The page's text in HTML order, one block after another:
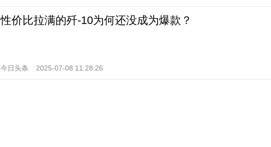
性价比拉满的歼-10为何还没成为爆款？
今日头条 2025-07-08 11:28:26